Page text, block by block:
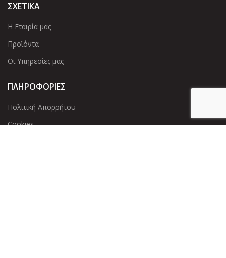
ΣΧΕΤΙΚΑ
Η Εταιρία μας
Προϊόντα
Οι Υπηρεσίες μας
ΠΛΗΡΟΦΟΡΙΕΣ
Πολιτική Απορρήτου
Cookies